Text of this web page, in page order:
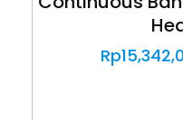
Rp